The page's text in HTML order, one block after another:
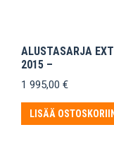
ALUSTASARJA
2015 –
1 995,00 €
LISÄÄ OSTOSKORIIN